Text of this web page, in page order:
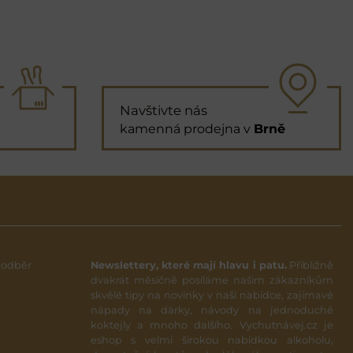
Navštivte nás
kamenná prodejna v Brně
Newslettery, které mají hlavu i patu.Přibližně
dvakrát měsíčně posíláme našim zákazníkům
skvělé tipy na novinky v naší nabídce, zajímavé
nápady na dárky, návody na jednoduché
koktejly a mnoho dalšího. Vychutnávej.cz je
eshop s velmi širokou nabídkou alkoholu,